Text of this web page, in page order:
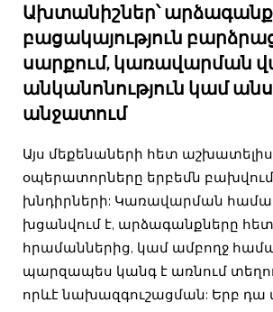
Ախտանիշներ՝
բացակայություն
սարքում, կառավարման
անկանոնություն կամ
անջատում
Այս մեքենաների հետ աշխատելիս
օպերատորները երբեմն
խնդիրների: Կառավարման
խցանվում է, արձագանքները հետ
հրամաններից, կամ ամբողջ
պարզապես կանգ է առնում
որևէ նախազգուշացման: Երբ դա